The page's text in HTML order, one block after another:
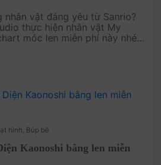
nhân vật đáng yêu từ Sanrio?
thực hiện nhân vật My
móc len miễn phí này nhé.
....
hình Búp bê
Kaonoshi bằng len miễn